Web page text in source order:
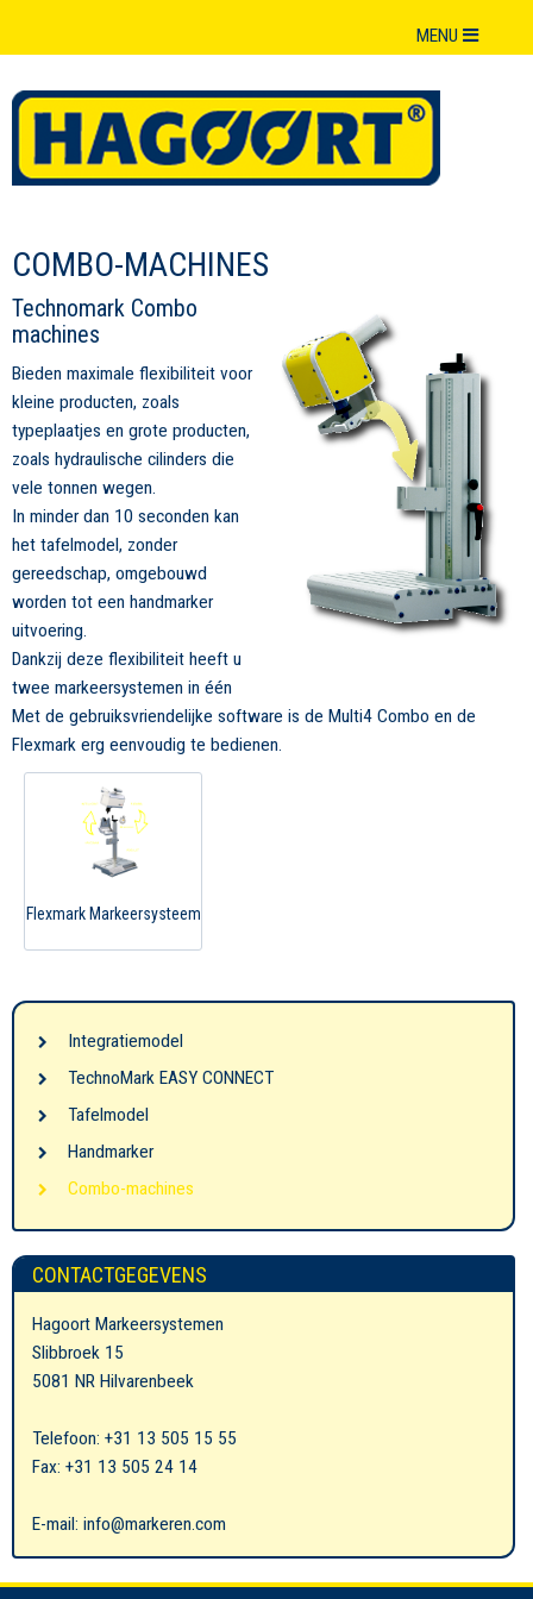
MENU
COMBO-MACHINES
Technomark Combo
machines
Bieden maximale flexibiliteit voor
kleine producten, zoals
typeplaatjes en grote producten,
zoals hydraulische cilinders die
vele tonnen wegen.
In minder dan 10 seconden kan
het tafelmodel, zonder
gereedschap, omgebouwd
worden tot een handmarker
uitvoering.
Dankzij deze flexibiliteit heeft u
twee markeersystemen in één
Met de gebruiksvriendelijke software is de Multi4 Combo en de
Flexmark erg eenvoudig te bedienen.
Flexmark Markeersysteem
Integratiemodel
TechnoMark EASY CONNECT
Tafelmodel
Handmarker
Combo-machines
CONTACTGEGEVENS
Hagoort Markeersystemen
Slibbroek 15
5081 NR Hilvarenbeek
Telefoon: +31 13 505 15 55
Fax: +31 13 505 24 14
E-mail: info@markeren.com